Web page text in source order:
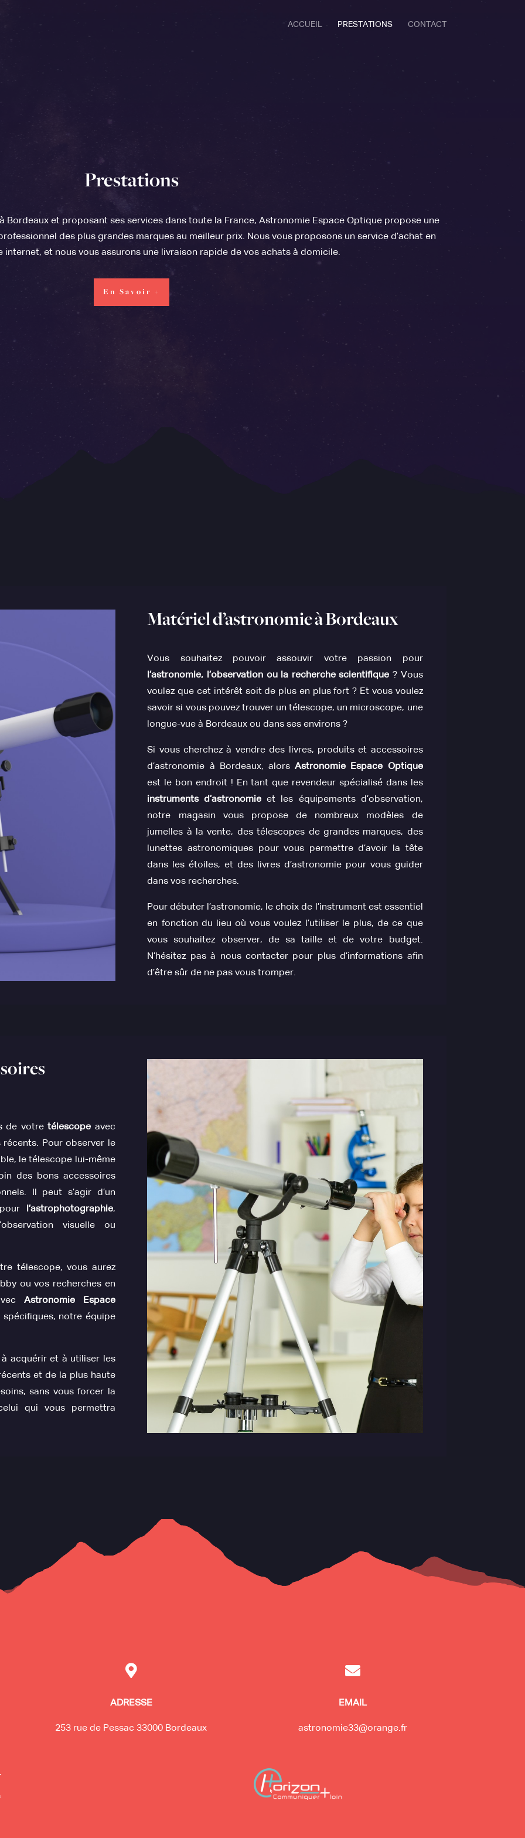
ACCUEIL PRESTATIONS CONTACT
Prestations
Bordeaux et proposant ses services dans toute la France, Astronomie Espace Optique propose une
des plus grandes marques au meilleur prix. Nous vous proposons un service d’achat en
internet, et nous vous assurons une livraison rapide de vos achats à domicile.
En Savoir +
Matériel d’astronomie à Bordeaux
Vous souhaitez pouvoir assouvir votre passion pour
l’astronomie, l’observation ou la recherche scientifique ? Vous
voulez que cet intérêt soit de plus en plus fort ? Et vous voulez
savoir si vous pouvez trouver un télescope, un microscope, une
longue-vue à Bordeaux ou dans ses environs ?
Si vous cherchez à vendre des livres, produits et accessoires
d’astronomie à Bordeaux, alorsAstronomie Espace Optique
est le bon endroit ! En tant que revendeur spécialisé dans les
instruments d’astronomie et les équipements d’observation,
notre magasin vous propose de nombreux modèles de
jumelles à la vente, des télescopes de grandes marques, des
lunettes astronomiques pour vous permettre d’avoir la tête
dans les étoiles, et des livres d’astronomie pour vous guider
dans vos recherches.
Pour débuter l’astronomie, le choix de l’instrument est essentiel
en fonction du lieu où vous voulez l’utiliser le plus, de ce que
vous souhaitez observer, de sa taille et de votre budget.
N’hésitez pas à nous contacter pour plus d’informations afin
d’être sûr de ne pas vous tromper.
de votretélescope avec
Pour observer le
le télescope lui-même
des bons accessoires
Il peut s’agir d’un
l’astrophotographie,
visuelle ou
télescope, vous aurez
ou vos recherches en
Astronomie Espace
spécifiques, notre équipe
acquérir et à utiliser les
et de la plus haute
sans vous forcer la
qui vous permettra

ADRESSE
253 rue de Pessac 33000 Bordeaux

EMAIL
astronomie33@orange.fr